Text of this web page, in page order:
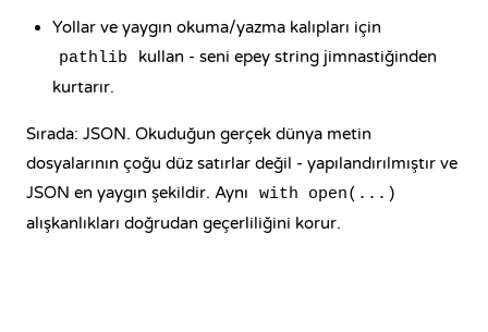
Yollar ve yaygın okuma/yazma kalıpları için
pathlib
kullan - seni epey string jimnastiğinden
kurtarır.
Sırada: JSON. Okuduğun gerçek dünya metin
dosyalarının çoğu düz satırlar değil - yapılandırılmıştır ve
JSON en yaygın şekildir. Aynı
with open(...)
alışkanlıkları doğrudan geçerliliğini korur.